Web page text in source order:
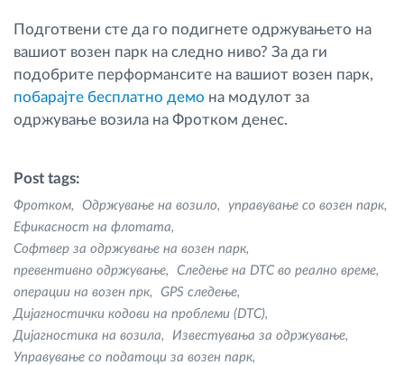
Подготвени сте да го подигнете одржувањето на
вашиот возен парк на следно ниво? За да ги
подобрите перформансите на вашиот возен парк,
побарајте бесплатно демо на модулот за
одржување возила на Фротком денес.
Post tags:
Фротком Одржување на возило
управување со возен парк
Ефикасност на флотата
Софтвер за одржување на возен парк
превентивно одржување
Следење на DTC во реално време
операции на возен прк
GPS следење
Дијагностички кодови на проблеми (DTC)
Дијагностика на возила
Известувања за одржување
Управување со податоци за возен парк